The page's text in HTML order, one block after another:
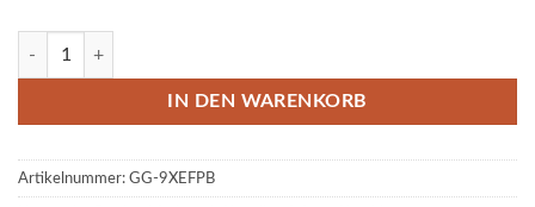
Gasdruckfeder Gasdruckdämpfer Kugelkopf Augenaufnahme
IN DEN WARENKORB
Artikelnummer: GG-9XEFPB